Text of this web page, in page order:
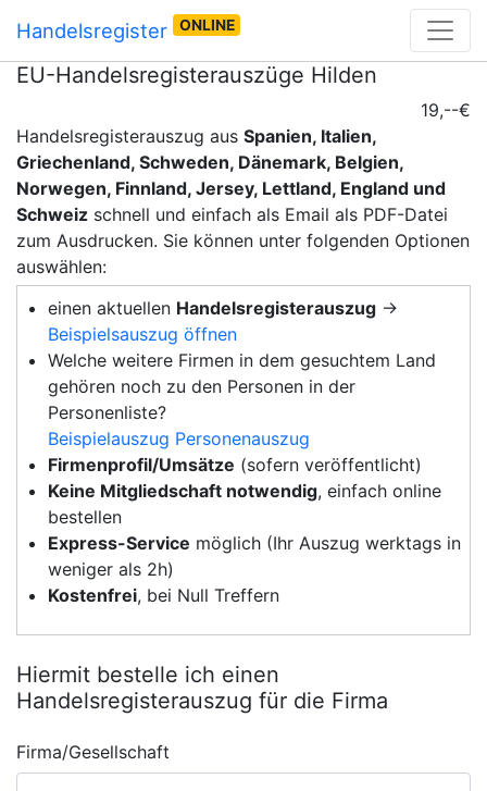
Handelsregister ONLINE
EU-Handelsregisterauszüge Hilden
19,--€
Handelsregisterauszug aus Spanien, Italien,
Griechenland, Schweden, Dänemark, Belgien,
Norwegen, Finnland, Jersey, Lettland, England und
Schweiz schnell und einfach als Email als PDF-Datei
zum Ausdrucken. Sie können unter folgenden Optionen
auswählen:
einen aktuellen Handelsregisterauszug →
Beispielsauszug öffnen
Welche weitere Firmen in dem gesuchtem Land
gehören noch zu den Personen in der
Personenliste?
Beispielauszug Personenauszug
Firmenprofil/Umsätze (sofern veröffentlicht)
Keine Mitgliedschaft notwendig, einfach online
bestellen
Express-Service möglich (Ihr Auszug werktags in
weniger als 2h)
Kostenfrei, bei Null Treffern
Hiermit bestelle ich einen
Handelsregisterauszug für die Firma
Firma/Gesellschaft